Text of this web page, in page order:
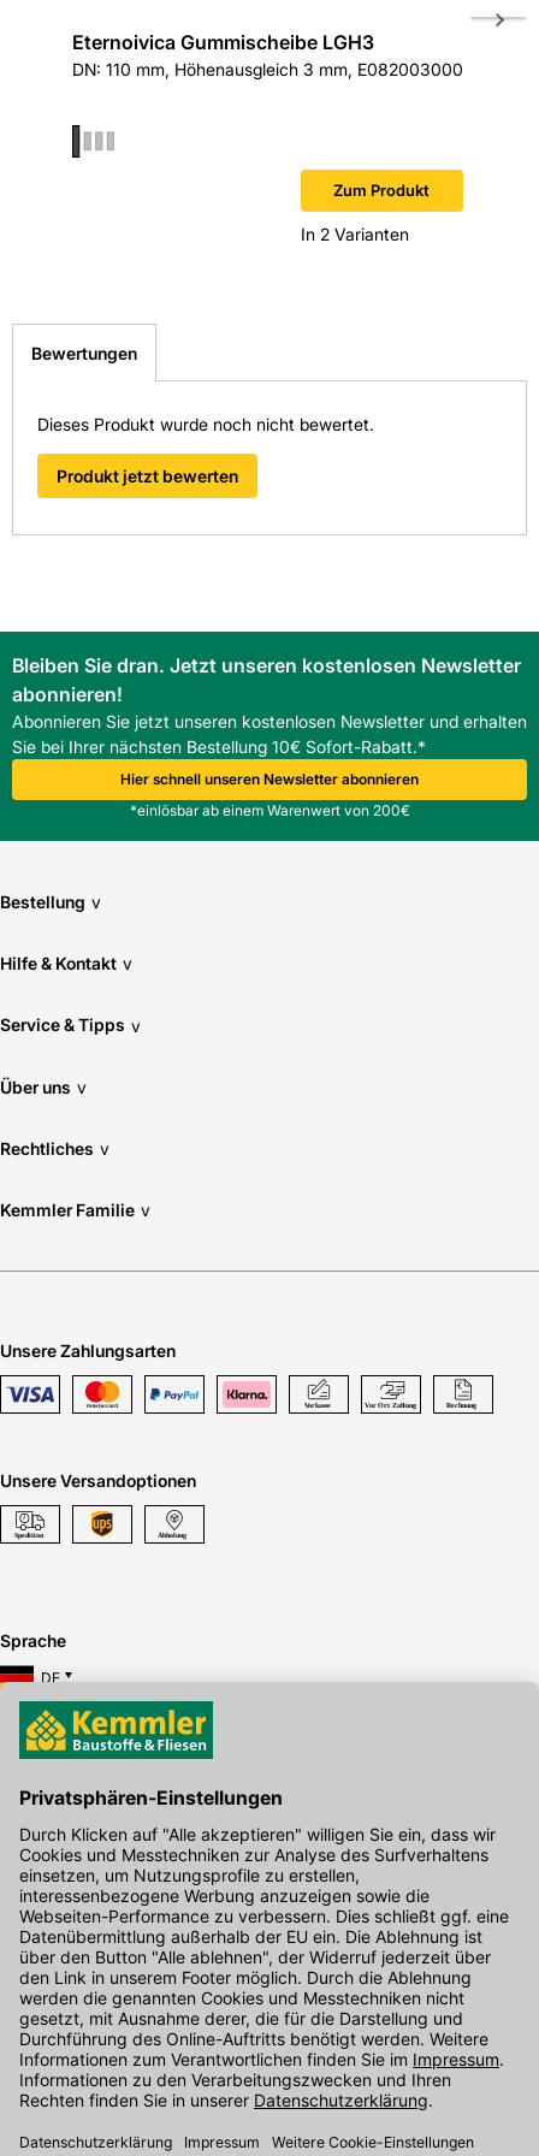
Eternoivica Gummischeibe LGH3
DN: 110 mm, Höhenausgleich 3 mm, E082003000
Zum Produkt
In 2 Varianten
Bewertungen
Dieses Produkt wurde noch nicht bewertet.
Produkt jetzt bewerten
Bleiben Sie dran. Jetzt unseren kostenlosen Newsletter
abonnieren!
Abonnieren Sie jetzt unseren kostenlosen Newsletter und erhalten
Sie bei Ihrer nächsten Bestellung 10€ Sofort-Rabatt.*
Hier schnell unseren Newsletter abonnieren
*einlösbar ab einem Warenwert von 200€
Bestellung v
Hilfe & Kontakt v
Service & Tipps v
Über uns v
Rechtliches v
Kemmler Familie v
Unsere Zahlungsarten
Unsere Versandoptionen
Sprache
DE
Hier gibt's die kostenlose App
Kontakt
Unser Onlineshop Team ist montags bis freitags von 08:00 - 17:00
Uhr unter der Telefonnummer07071 / 151-151für Sie erreichbar.
Alternativ können Sie unser Kontaktformular nutzen.
Den Kontakt direkt in unsere Niederlassungen finden Sie